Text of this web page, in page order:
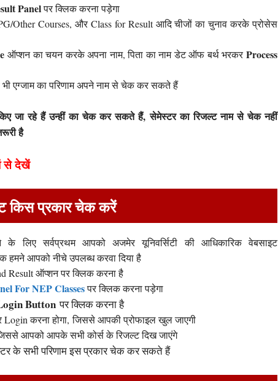
Panelपर क्लिक करना पड़ेगा
Other Courses, और Class for Result आदि चीजों का चुनाव करके प्रोसेस
ऑप्शन का चयन करके अपना नाम, पिता का नाम डेट ऑफ बर्थ भरकरProcess
भी एग्जाम का परिणाम अपने नाम से चेक कर सकते हैं
जा रहे हैं उन्हीं का चेक कर सकते हैं, सेमेस्टर का रिजल्ट नाम से चेक नहीं
है
से देखें
किस प्रकार चेक करें
लिए सर्वप्रथम आपको अजमेर यूनिवर्सिटी की आधिकारिक वेबसाइट
हमने आपको नीचे उपलब्ध करवा दिया है
Result ऑप्शन पर क्लिक करना है
For NEP Classesपर क्लिक करना पड़ेगा
Button पर क्लिक करना है
Login करना होगा, जिससे आपकी प्रोफाइल खुल जाएगी
आपको आपके सभी कोर्स के रिजल्ट दिख जाएंगे
के सभी परिणाम इस प्रकार चेक कर सकते हैं